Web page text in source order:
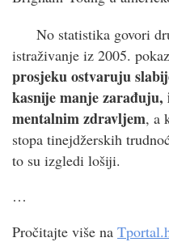
No statistika govori
istraživanje iz 2005.
prosjeku ostvaruju
kasnije manje
mentalnim zdravljem, a
stopa tinejdžerskih
to su izgledi lošiji.
…
Pročitajte više na